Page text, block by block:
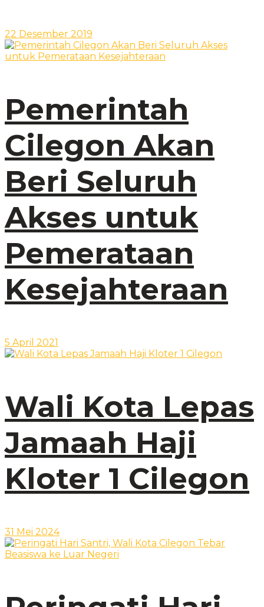
22 Desember 2019
Pemerintah
Cilegon Akan
Beri Seluruh
Akses untuk
Pemerataan
Kesejahteraan
5 April 2021
Wali Kota Lepas
Jamaah Haji
Kloter 1 Cilegon
31 Mei 2024